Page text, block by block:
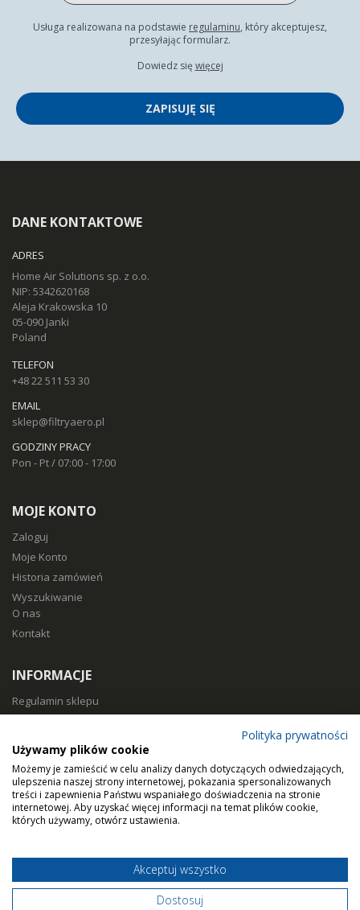
Usługa realizowana na podstawie regulaminu, który akceptujesz,
przesyłając formularz.
Dowiedz się więcej
ZAPISUJĘ SIĘ
DANE KONTAKTOWE
ADRES
Home Air Solutions sp. z o.o.
NIP: 5342620168
Aleja Krakowska 10
05-090 Janki
Poland
TELEFON
+48 22 511 53 30
EMAIL
sklep@filtryaero.pl
GODZINY PRACY
Pon - Pt / 07:00 - 17:00
MOJE KONTO
Zaloguj
Moje Konto
Historia zamówień
Wyszukiwanie
O nas
Kontakt
INFORMACJE
Regulamin sklepu
Koszty i czas dostawy
Zwroty i reklamacje
Klasy filtracji
Dobierz filtry
© Home Air Solutions sp. z o.o. - filtryaero.pl.Filtry do rekuperacji.
Polityka prywatności
Używamy plików cookie
Możemy je zamieścić w celu analizy danych dotyczących odwiedzających,
ulepszenia naszej strony internetowej, pokazania spersonalizowanych
treści i zapewnienia Państwu wspaniałego doświadczenia na stronie
internetowej. Aby uzyskać więcej informacji na temat plików cookie,
których używamy, otwórz ustawienia.
Akceptuj wszystko
Dostosuj